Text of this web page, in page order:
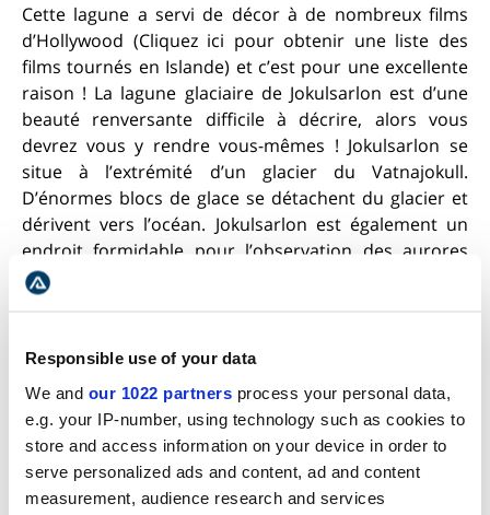
Responsible use of your data
We and our 1022 partners process your personal data,
e.g. your IP-number, using technology such as cookies to
store and access information on your device in order to
serve personalized ads and content, ad and content
measurement, audience research and services
Cette lagune a servi de décor à de nombreux films
d’Hollywood (Cliquez ici pour obtenir une liste des
films tournés en Islande) et c’est pour une excellente
raison ! La lagune glaciaire de Jokulsarlon est d’une
beauté renversante difficile à décrire, alors vous
devrez vous y rendre vous-mêmes ! Jokulsarlon se
situe à l’extrémité d’un glacier du Vatnajokull.
D’énormes blocs de glace se détachent du glacier et
dérivent vers l’océan. Jokulsarlon est également un
endroit formidable pour l’observation des aurores
boréales !